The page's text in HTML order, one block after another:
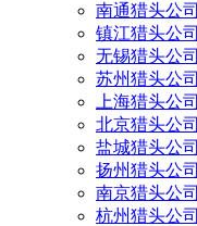
南通猎头公司
镇江猎头公司
无锡猎头公司
苏州猎头公司
上海猎头公司
北京猎头公司
盐城猎头公司
扬州猎头公司
南京猎头公司
杭州猎头公司